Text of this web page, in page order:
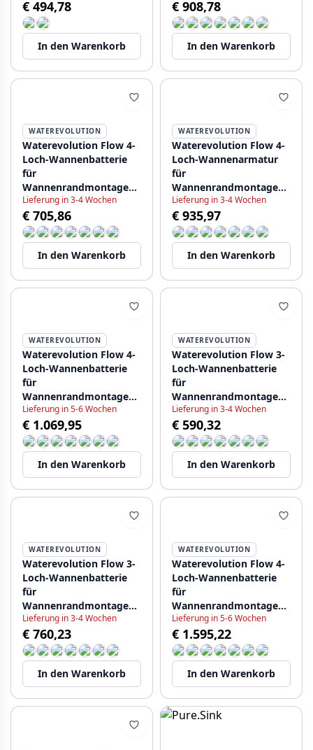
€ 494,78
In den Warenkorb
Schwarz H T138HPR
€ 908,78
In den Warenkorb
WATEREVOLUTION
Waterevolution Flow 4-
Loch-Wannenbatterie
für
Wannenrandmontage
Chrom T13801
Lieferung in 3-4 Wochen
€ 705,86
In den Warenkorb
WATEREVOLUTION
Waterevolution Flow 4-
Loch-Wannenarmatur
für
Wannenrandmontage
Weiß T138BR
Lieferung in 3-4 Wochen
€ 935,97
In den Warenkorb
WATEREVOLUTION
Waterevolution Flow 4-
Loch-Wannenbatterie
für
Wannenrandmontage
komplett aus Edelstahl
T138IE
Lieferung in 5-6 Wochen
€ 1.069,95
In den Warenkorb
WATEREVOLUTION
Waterevolution Flow 3-
Loch-Wannenbatterie
für
Wannenrandmontage
Chrom 1208819472
Lieferung in 3-4 Wochen
€ 590,32
In den Warenkorb
WATEREVOLUTION
Waterevolution Flow 3-
Loch-Wannenbatterie
für
Wannenrandmontage
Mattweiß T138SBBR
Lieferung in 3-4 Wochen
€ 760,23
In den Warenkorb
WATEREVOLUTION
Waterevolution Flow 4-
Loch-Wannenbatterie
für
Wannenrandmontage
PVD gebürstetes Kupfer
T138CPE
Lieferung in 5-6 Wochen
€ 1.595,22
In den Warenkorb